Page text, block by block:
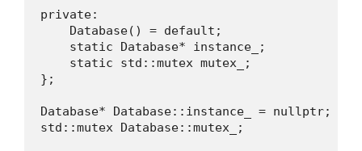
private:
    Database() = default;
    static Database* instance_;
    static std::mutex mutex_;
};
Database* Database::instance_ = nullptr;
std::mutex Database::mutex_;